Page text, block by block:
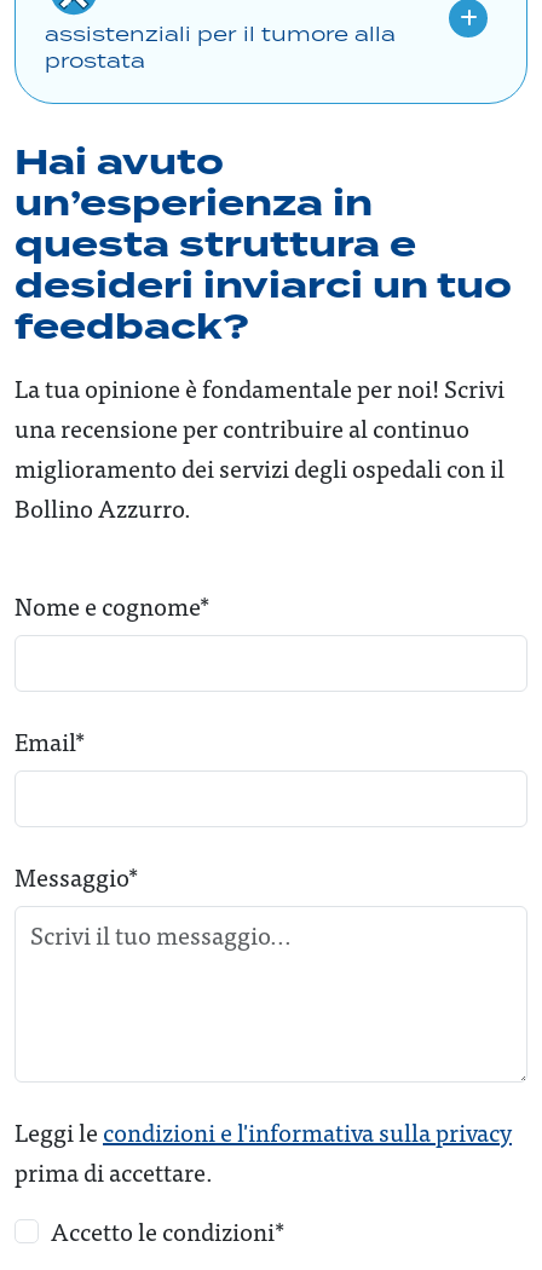
assistenziali per il tumore alla
prostata
Hai avuto
un’esperienza in
questa struttura e
desideri inviarci un tuo
feedback?
La tua opinione è fondamentale per noi! Scrivi
una recensione per contribuire al continuo
miglioramento dei servizi degli ospedali con il
Bollino Azzurro.
Nome e cognome*
Email*
Messaggio*
Leggi le condizioni e l'informativa sulla privacy
prima di accettare.
Accetto le condizioni*